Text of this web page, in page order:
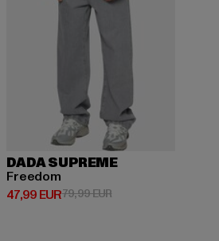
DADA SUPREME
Freedom
47,99 EUR
Derzeitiger Preis: 47,99 EUR
79,99 EURAktionspreis: 79,99